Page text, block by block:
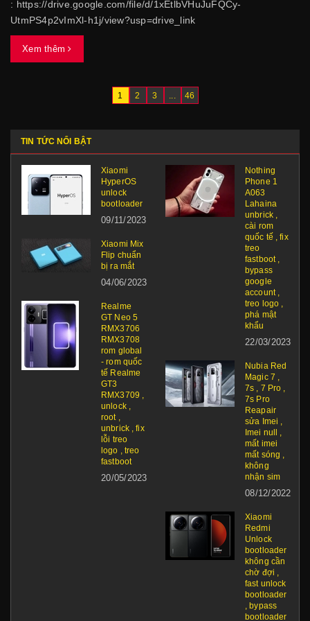
: https://drive.google.com/file/d/1xEtlbVHuJuFQCy-
UtmPS4p2vImXl-h1j/view?usp=drive_link
Xem thêm
1 2 3 ... 46
TIN TỨC NỔI BẬT
Xiaomi
HyperOS
unlock
bootloader
09/11/2023
Xiaomi Mix
Flip chuẩn
bị ra mắt
04/06/2023
Realme
GT Neo 5
RMX3706
RMX3708
rom global
- rom quốc
tế Realme
GT3
RMX3709 ,
unlock ,
root ,
unbrick , fix
lỗi treo
logo , treo
fastboot
20/05/2023
Nothing
Phone 1
A063
Lahaina
unbrick ,
cài rom
quốc tế , fix
treo
fastboot ,
bypass
google
account ,
treo logo ,
phá mật
khẩu
22/03/2023
Nubia Red
Magic 7 ,
7s , 7 Pro ,
7s Pro
Reapair
sửa Imei ,
Imei null ,
mất imei
mất sóng ,
không
nhận sim
08/12/2022
Xiaomi
Redmi
Unlock
bootloader
không cần
chờ đợi ,
fast unlock
bootloader
, bypass
bootloader